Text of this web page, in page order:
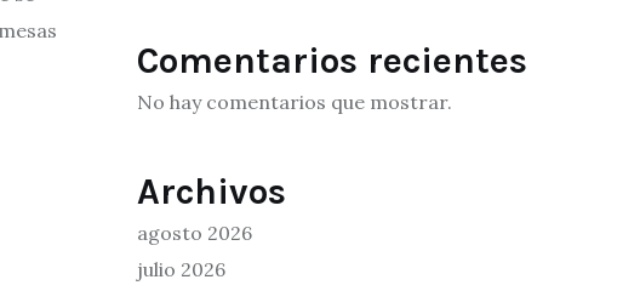
Comentarios recientes
No hay comentarios que mostrar.
Archivos
agosto 2026
julio 2026